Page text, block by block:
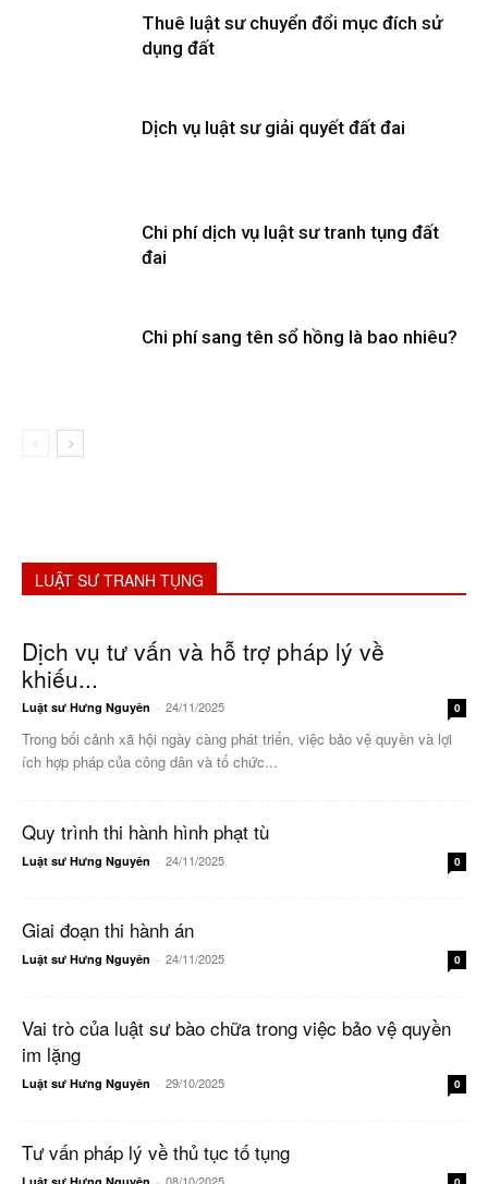
Thuê luật sư chuyển đổi mục đích sử
dụng đất
Dịch vụ luật sư giải quyết đất đai
Chi phí dịch vụ luật sư tranh tụng đất
đai
Chi phí sang tên sổ hồng là bao nhiêu?
LUẬT SƯ TRANH TỤNG
Dịch vụ tư vấn và hỗ trợ pháp lý về
khiếu...
Luật sư Hưng Nguyên - 24/11/2025 0
Trong bối cảnh xã hội ngày càng phát triển, việc bảo vệ quyền và lợi
ích hợp pháp của công dân và tổ chức...
Quy trình thi hành hình phạt tù
Luật sư Hưng Nguyên - 24/11/2025 0
Giai đoạn thi hành án
Luật sư Hưng Nguyên - 24/11/2025 0
Vai trò của luật sư bào chữa trong việc bảo vệ quyền
im lặng
Luật sư Hưng Nguyên - 29/10/2025 0
Tư vấn pháp lý về thủ tục tố tụng